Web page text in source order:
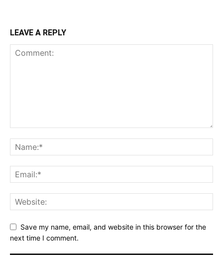
LEAVE A REPLY
Save my name, email, and website in this browser for the
next time I comment.